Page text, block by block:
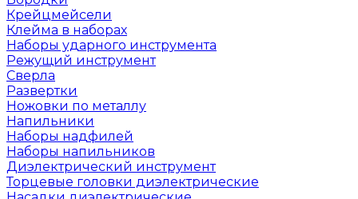
Крейцмейсели
Клейма в наборах
Наборы ударного инструмента
Режущий инструмент
Сверла
Развертки
Ножовки по металлу
Напильники
Наборы надфилей
Наборы напильников
Диэлектрический инструмент
Торцевые головки диэлектрические